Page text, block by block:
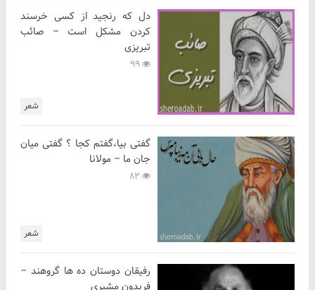
شعر
دل که رنجید از کسی خرسند
کردن مشکل است – صائب
تبریزی
شعر
گفتی بیا،گفتم کجا ؟ گفتی میان
جان ما – مولانا
رفیقان دوستان ده ها گروهند –
فریدون مشیری